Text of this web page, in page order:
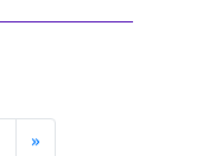
»